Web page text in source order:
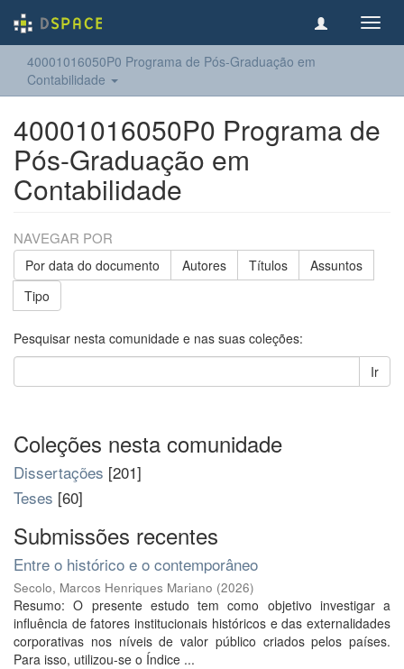
40001016050P0 Programa de Pós-Graduação em
Contabilidade
40001016050P0 Programa de
Pós-Graduação em
Contabilidade
NAVEGAR POR
Por data do documento Autores Títulos
Assuntos
Tipo
Pesquisar nesta comunidade e nas suas coleções:
Ir
Coleções nesta comunidade
Dissertações [201]
Teses [60]
Submissões recentes
Entre o histórico e o contemporâneo
Secolo, Marcos Henriques Mariano (2026)
Resumo: O presente estudo tem como objetivo investigar a
influência de fatores institucionais históricos e das externalidades
corporativas nos níveis de valor público criados pelos países.
Para isso, utilizou-se o Índice ...